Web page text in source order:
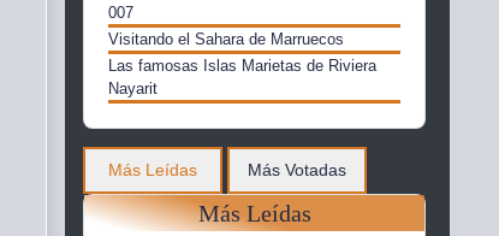
007
Visitando el Sahara de Marruecos
Las famosas Islas Marietas de Riviera
Nayarit
Más Leídas Más Votadas
Más Leídas